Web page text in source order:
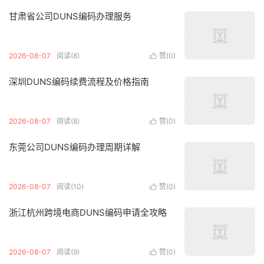
甘肃省公司DUNS编码办理服务
 赞(0)
2026-08-07 阅读(8)
深圳DUNS编码续费流程及价格指南
 赞(0)
2026-08-07 阅读(8)
东莞公司DUNS编码办理周期详解
 赞(0)
2026-08-07 阅读(10)
浙江杭州跨境电商DUNS编码申请全攻略
 赞(0)
2026-08-07 阅读(9)